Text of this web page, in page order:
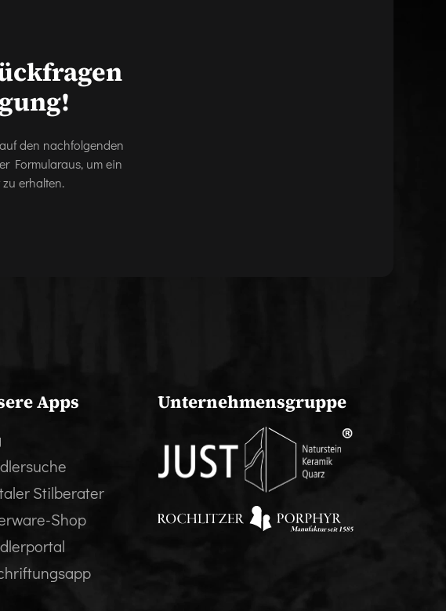
den nachfolgenden
Formularaus, um ein
erhalten.
Apps
Stilberater
Shop
Unternehmensgruppe